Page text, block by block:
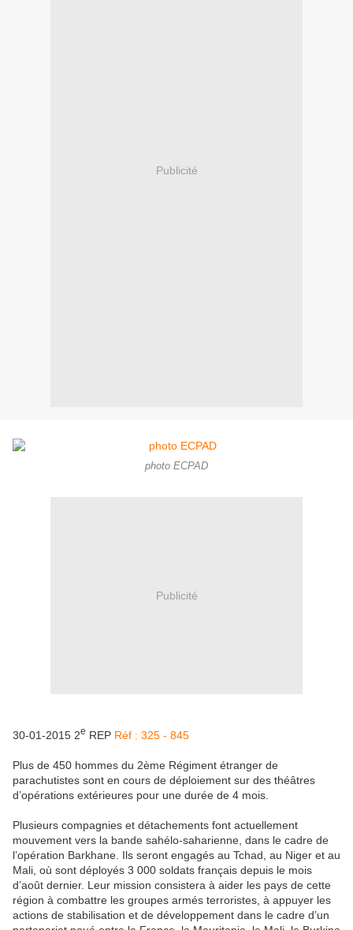
Publicité
photo ECPAD
Publicité
30-01-2015 2e REP Réf : 325 - 845
Plus de 450 hommes du 2ème Régiment étranger de
parachutistes sont en cours de déploiement sur des théâtres
d’opérations extérieures pour une durée de 4 mois.
Plusieurs compagnies et détachements font actuellement
mouvement vers la bande sahélo-saharienne, dans le cadre de
l’opération Barkhane. Ils seront engagés au Tchad, au Niger et au
Mali, où sont déployés 3 000 soldats français depuis le mois
d’août dernier. Leur mission consistera à aider les pays de cette
région à combattre les groupes armés terroristes, à appuyer les
actions de stabilisation et de développement dans le cadre d’un